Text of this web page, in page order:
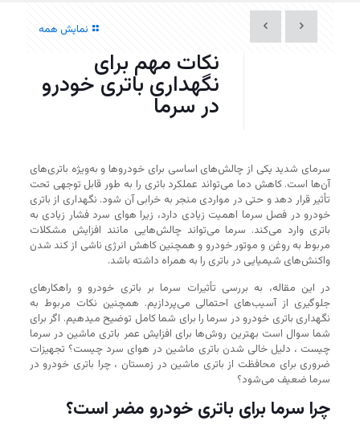
نمایش همه
نکات مهم برای
نگهداری باتری خودرو
در سرما
سرمای شدید یکی از چالش‌های اساسی برای خودروها و به‌ویژه باتری‌های
آن‌ها است. کاهش دما می‌تواند عملکرد باتری را به طور قابل توجهی تحت
تأثیر قرار دهد و حتی در مواردی منجر به خرابی آن شود. نگهداری از باتری
خودرو در فصل سرما اهمیت زیادی دارد، زیرا هوای سرد فشار زیادی به
باتری وارد می‌کند. سرما می‌تواند چالش‌هایی مانند افزایش مشکلات
مربوط به روغن و موتور خودرو و همچنین کاهش انرژی ناشی از کند شدن
واکنش‌های شیمیایی در باتری را به همراه داشته باشد.
در این مقاله، به بررسی تأثیرات سرما بر باتری خودرو و راهکارهای
جلوگیری از آسیب‌های احتمالی می‌پردازیم. همچنین نکات مربوط به
نگهداری باتری خودرو در سرما را برای شما کامل توضیح میدهیم. اگر برای
شما سوال است بهترین روش‌ها برای افزایش عمر باتری ماشین در سرما
چیست ، دلیل خالی شدن باتری ماشین در هوای سرد چیست؟ تجهیزات
ضروری برای محافظت از باتری ماشین در زمستان ، چرا باتری خودرو در
سرما ضعیف می‌شود؟
چرا سرما برای باتری خودرو مضر است؟